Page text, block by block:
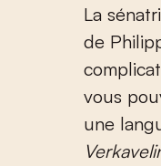
La
de
vous
une